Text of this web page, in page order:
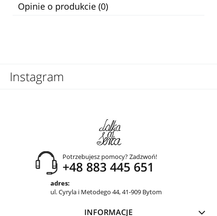
Opinie o produkcie (0)
Instagram
Potrzebujesz pomocy? Zadzwoń!
+48 883 445 651
adres:
ul. Cyryla i Metodego 44, 41-909 Bytom
INFORMACJE